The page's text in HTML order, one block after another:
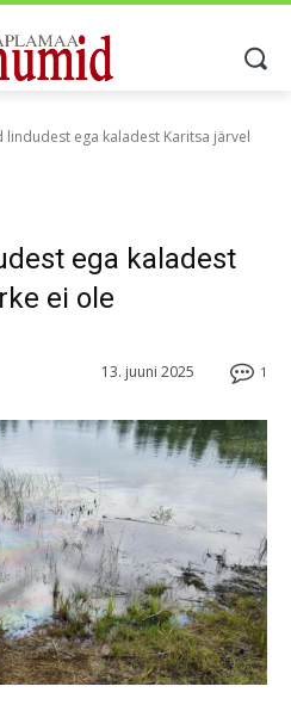
lindudest ega kaladest Karitsa järvel
ega kaladest
ei ole
1
13. juuni 2025